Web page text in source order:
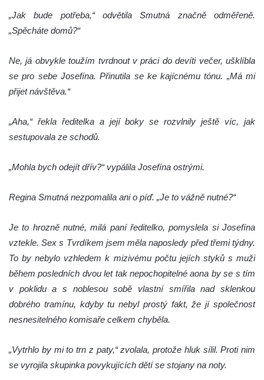
„Jak bude potřeba,“ odvětila Smutná značně odměřeně.
„Spěcháte domů?“
Ne, já obvykle toužím tvrdnout v práci do devíti večer, ušklíbla
se pro sebe Josefína. Přinutila se ke kajícnému tónu. „Má mi
přijet návštěva.“
„Aha,“ řekla ředitelka a její boky se rozvlnily ještě víc, jak
sestupovala ze schodů.
„Mohla bych odejít dřív?“ vypálila Josefína ostrými.
Regina Smutná nezpomalila ani o píď. „Je to vážně nutné?“
Je to hrozně nutné, milá paní ředitelko, pomyslela si Josefína
vztekle. Sex s Tvrdíkem jsem měla naposledy před třemi týdny.
To by nebylo vzhledem k mizivému počtu jejích styků s muži
během posledních dvou let tak nepochopitelné aona by se s tím
v poklidu a s noblesou sobě vlastní smířila nad sklenkou
dobrého tramínu, kdyby tu nebyl prostý fakt, že jí společnost
nesnesitelného komisaře celkem chyběla.
„Vytrhlo by mi to trn z paty,“ zvolala, protože hluk sílil. Proti nim
se vyrojila skupinka povykujících dětí se stojany na noty.